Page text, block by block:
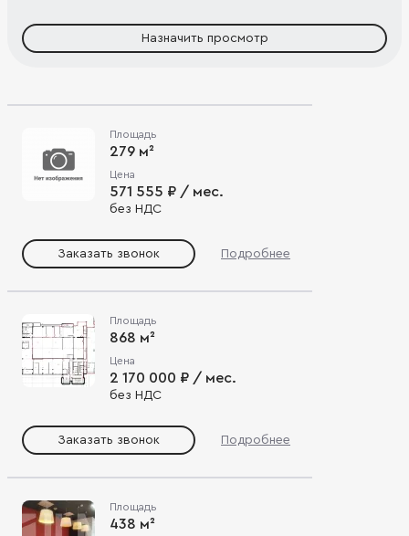
Назначить просмотр
Площадь
279 м²
Цена
571 555 ₽ / мес.
без НДС
Заказать звонок Подробнее
Площадь
868 м²
Цена
2 170 000 ₽ / мес.
без НДС
Заказать звонок Подробнее
Площадь
438 м²